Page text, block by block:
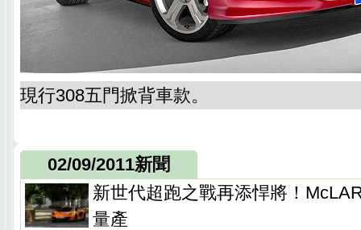
現行308五門掀背車款。
02/09/2011新聞
新世代超跑之戰再添悍將！
量產